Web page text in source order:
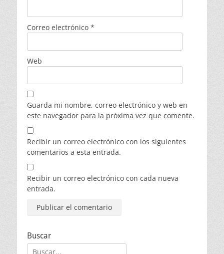
Correo electrónico *
Web
Guarda mi nombre, correo electrónico y web en
este navegador para la próxima vez que comente.
Recibir un correo electrónico con los siguientes
comentarios a esta entrada.
Recibir un correo electrónico con cada nueva
entrada.
Buscar
Buscar: